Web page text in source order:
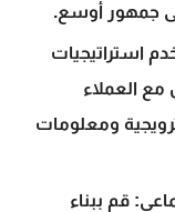
جمهور أوسع.
استراتيجيات
مع العملاء
ومعلومات
قم ببناء